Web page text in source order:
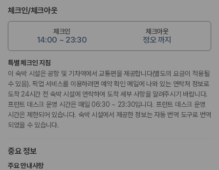
체크인/체크아웃
체크인
14:00 ~ 23:30
체크아웃
정오 까지
특별 체크인 지침
이 숙박 시설은 공항 및 기차역에서 교통편을 제공합니다(별도의 요금이 적용될
수 있음). 픽업 서비스를 이용하려면 예약 확인 메일에 나와 있는 연락처 정보로
도착 24시간 전 숙박 시설에 연락하여 도착 세부 사항을 알려주시기 바랍니다.
프런트 데스크 운영 시간은 매일 06:30 ~ 23:30입니다. 프런트 데스크 운영
시간은 제한되어 있습니다. 숙박 시설에서 제공한 정보는 자동 번역 도구로 번역
되었을 수 있습니다.
중요 정보
주요 안내사항